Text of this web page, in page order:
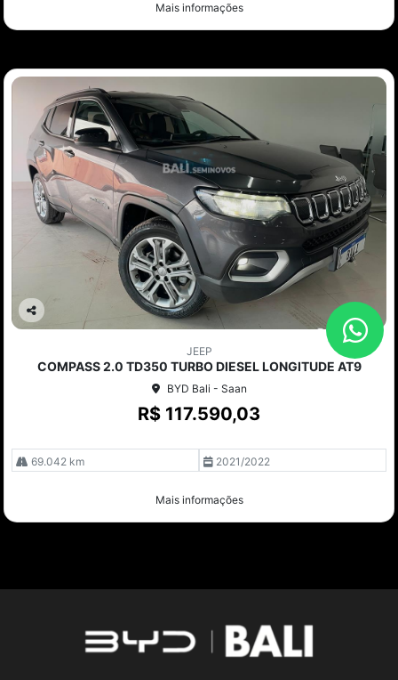
Mais informações
Co
lhe
JEEP
COMPASS 2.0 TD350 TURBO DIESEL LONGITUDE AT9
BYD Bali - Saan
R$ 117.590,03
69.042 km 2021/2022
Mais informações